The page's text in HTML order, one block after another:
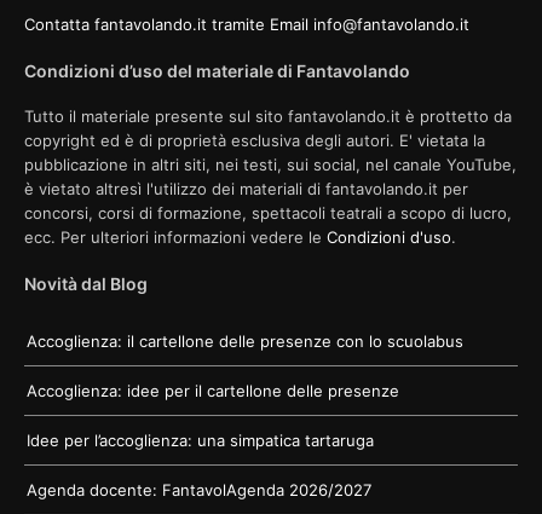
Contatta fantavolando.it tramite Email info@fantavolando.it
Condizioni d’uso del materiale di Fantavolando
Tutto il materiale presente sul sito fantavolando.it è prottetto da
copyright ed è di proprietà esclusiva degli autori. E' vietata la
pubblicazione in altri siti, nei testi, sui social, nel canale YouTube,
è vietato altresì l'utilizzo dei materiali di fantavolando.it per
concorsi, corsi di formazione, spettacoli teatrali a scopo di lucro,
ecc. Per ulteriori informazioni vedere le Condizioni d'uso.
Novità dal Blog
Accoglienza: il cartellone delle presenze con lo scuolabus
Accoglienza: idee per il cartellone delle presenze
Idee per l’accoglienza: una simpatica tartaruga
Agenda docente: FantavolAgenda 2026/2027